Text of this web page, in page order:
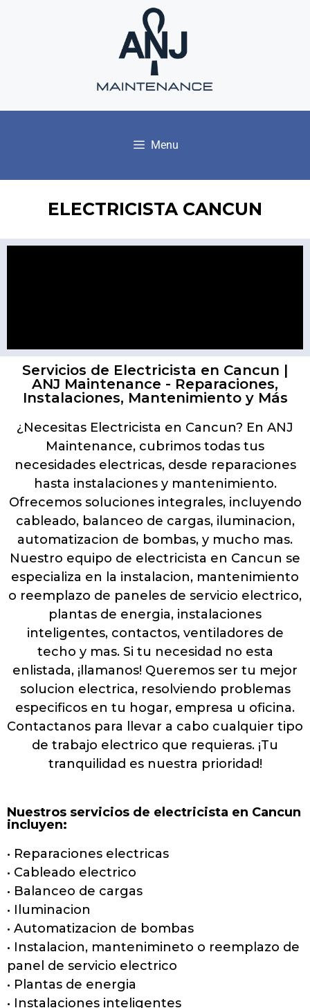
Menu
ELECTRICISTA CANCUN
Servicios de Electricista en Cancun |
ANJ Maintenance - Reparaciones,
Instalaciones, Mantenimiento y Más
¿Necesitas Electricista en Cancun? En ANJ
Maintenance, cubrimos todas tus
necesidades electricas, desde reparaciones
hasta instalaciones y mantenimiento.
Ofrecemos soluciones integrales, incluyendo
cableado, balanceo de cargas, iluminacion,
automatizacion de bombas, y mucho mas.
Nuestro equipo de electricista en Cancun se
especializa en la instalacion, mantenimiento
o reemplazo de paneles de servicio electrico,
plantas de energia, instalaciones
inteligentes, contactos, ventiladores de
techo y mas. Si tu necesidad no esta
enlistada, ¡llamanos! Queremos ser tu mejor
solucion electrica, resolviendo problemas
especificos en tu hogar, empresa u oficina.
Contactanos para llevar a cabo cualquier tipo
de trabajo electrico que requieras. ¡Tu
tranquilidad es nuestra prioridad!
Nuestros servicios de electricista en Cancun
incluyen:
• Reparaciones electricas
• Cableado electrico
• Balanceo de cargas
• Iluminacion
• Automatizacion de bombas
• Instalacion, mantenimineto o reemplazo de
panel de servicio electrico
• Plantas de energia
• Instalaciones inteligentes